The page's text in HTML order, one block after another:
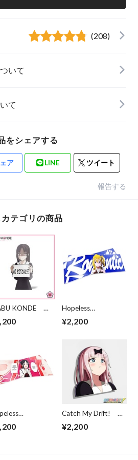
(208)
いて
て
をシェアする
ア LINE ツイート
報告する
カテゴリの商品
KONDE
Shinomiya
Holding
Hopeless
Romantic
HAYASAKA IS
¥2,200
IS
Catch My Drift!
¥2,200